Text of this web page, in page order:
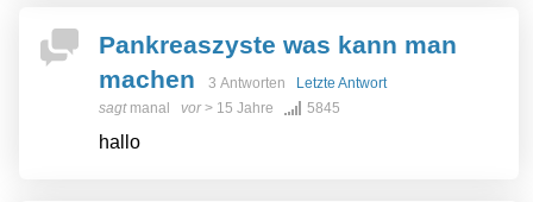
Pankreaszyste was kann man
machen
3 Antworten
Letzte Antwort
sagt manal vor> 15 Jahre 5845
hallo